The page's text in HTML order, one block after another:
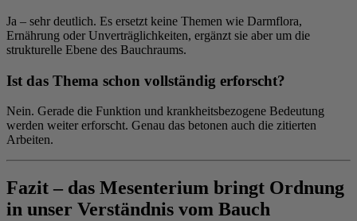
Ja – sehr deutlich. Es ersetzt keine Themen wie Darmflora,
Ernährung oder Unverträglichkeiten, ergänzt sie aber um die
strukturelle Ebene des Bauchraums.
Ist das Thema schon vollständig erforscht?
Nein. Gerade die Funktion und krankheitsbezogene Bedeutung
werden weiter erforscht. Genau das betonen auch die zitierten
Arbeiten.
Fazit – das Mesenterium bringt Ordnung
in unser Verständnis vom Bauch